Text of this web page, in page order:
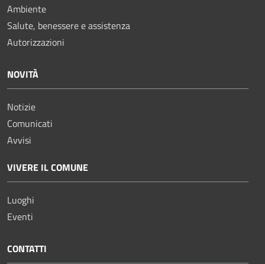
Ambiente
Salute, benessere e assistenza
Autorizzazioni
NOVITÀ
Notizie
Comunicati
Avvisi
VIVERE IL COMUNE
Luoghi
Eventi
CONTATTI